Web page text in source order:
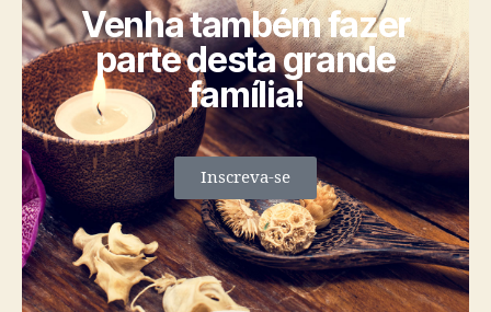
Venha também fazer
parte desta grande
família!
Inscreva-se